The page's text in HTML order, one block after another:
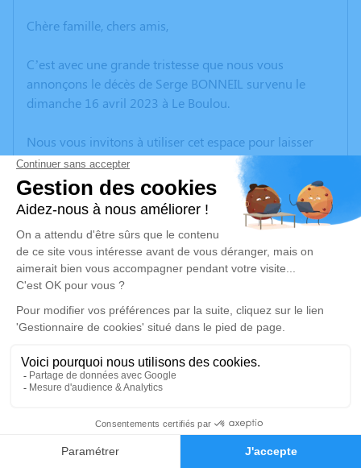
Faire-part Hommages
Chère famille, chers amis,
C’est avec une grande tristesse que nous vous
annonçons le décès de Serge BONNEIL survenu le
dimanche 16 avril 2023 à Le Boulou.
Nous vous invitons à utiliser cet espace pour laisser
vos condoléances, partager des photos souvenirs, une
anecdote ou exprimer vos pensées à travers des
poèmes ou des textes. Cet endroit est un lieu
d'expression dédié à honorer la mémoire de Serge
BONNEIL.
Un service de plantation d’arbre hommage est
disponible ici.
Je rends hommage
Cérémonie civile
Crématorium de Canet-en-Roussillon
196 Avenue de Perpignan